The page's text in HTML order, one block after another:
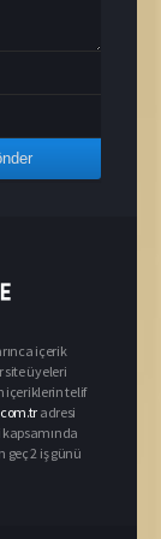
içerik
site üyeleri
içeriklerin telif
adresi
2 iş günü